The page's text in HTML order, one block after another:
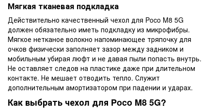
Мягкая тканевая подкладка
Действительно качественный чехол для Poco M8 5G
должен обязательно иметь подкладку из микрофибры.
Мягкое нетканое волокно напоминающее тряпочку для
очков физически заполняет зазор между задником и
мобильным убирая люфт и не давая пыли попасть внутрь.
Не оставляет следов на пластике даже при длительном
контакте. Не мешает отводить тепло. Служит
дополнительным амортизатором при падении и ударах.
Как выбрать чехол для Poco M8 5G?